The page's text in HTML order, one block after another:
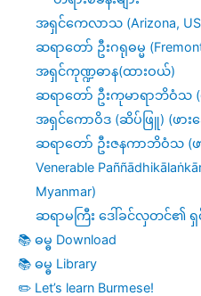
အရှင်ကေလာသ (Arizona,
ဆရာတော် ဦးဂရုဓမ္မ
အရှင်ကုဏ္ဍဓာန(ထားဝယ်)
ဆရာတော် ဦးကုမာရာဘိဝံသ (
အရှင်ကောဝိဒ (ဆိပ်ဖြူ) (ဖား
ဆရာတော် ဦးဇနကာဘိဝံသ (ဖ
Venerable
Myanmar)
ဆရာမကြီး ဒေါ်ခင်လှတင်၏ ရှ
📚 ဓမ္ဓ Download
📚 ဓမ္ဓ Library
✏️ Let’s learn Burmese!